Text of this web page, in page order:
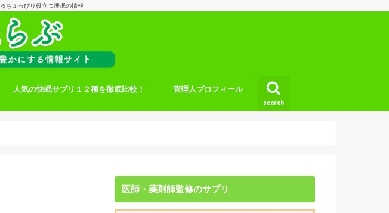
ちょっぴり役立つ睡眠の情報
search
人気の快眠サプリ１２種を徹底比較！ 管理人プロフィール
医師・薬剤師監修のサプリ